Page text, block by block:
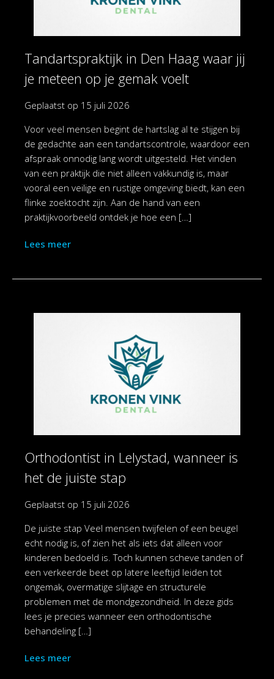
Tandartspraktijk in Den Haag waar jij
je meteen op je gemak voelt
Geplaatst op 15 juli 2026
Voor veel mensen begint de hartslag al te stijgen bij
de gedachte aan een tandartscontrole, waardoor een
afspraak onnodig lang wordt uitgesteld. Het vinden
van een praktijk die niet alleen vakkundig is, maar
vooral een veilige en rustige omgeving biedt, kan een
flinke zoektocht zijn. Aan de hand van een
praktijkvoorbeeld ontdek je hoe een […]
Lees meer
Orthodontist in Lelystad, wanneer is
het de juiste stap
Geplaatst op 15 juli 2026
De juiste stap Veel mensen twijfelen of een beugel
echt nodig is, of zien het als iets dat alleen voor
kinderen bedoeld is. Toch kunnen scheve tanden of
een verkeerde beet op latere leeftijd leiden tot
ongemak, overmatige slijtage en structurele
problemen met de mondgezondheid. In deze gids
lees je precies wanneer een orthodontische
behandeling […]
Lees meer